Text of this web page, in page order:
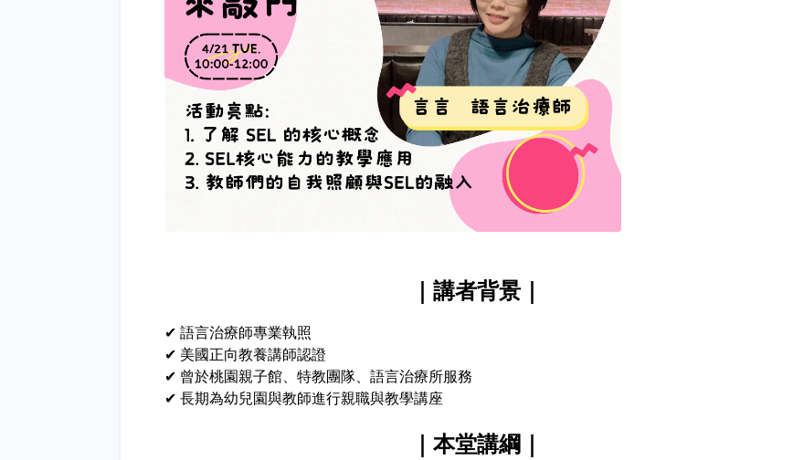
｜講者背景｜
✔ 語言治療師專業執照
✔ 美國正向教養講師認證
✔ 曾於桃園親子館、特教團隊、語言治療所服務
✔ 長期為幼兒園與教師進行親職與教學講座
｜本堂講綱｜